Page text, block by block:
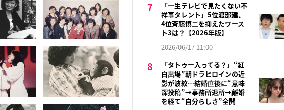
「一生テレビで見たくない不
祥事タレント」5位渡部建、
4位斉藤慎二を抑えたワース
ト3は？【2026年版】
2026/06/17 11:00
「タトゥー入ってる？」“紅
白出場”朝ドラヒロインの近
影が波紋…結婚直後に“意味
深投稿”→事務所退所→離婚
を経て“自分らしさ”全開